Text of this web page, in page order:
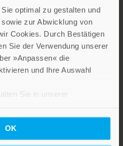
optimal zu gestalten und
zur Abwicklung von
Cookies. Durch Bestätigen
Sie der Verwendung unserer
»Anpassen« die
und Ihre Auswahl
Sie in unserer
OK
Sie bei Patmos
und Fachbücher sowie
Themen aus den Bereichen
Religion und Gesellschaft sowie
Persönliche Geschenke mit
und
werden. Grußkarten für